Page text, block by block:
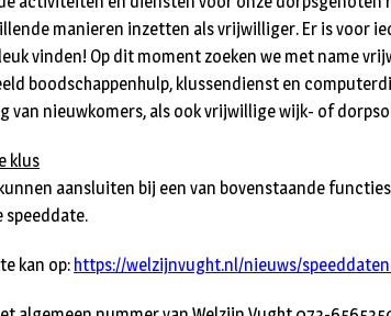
manieren inzetten als vrijwilliger. Er is voor
vinden! Op dit moment zoeken we met name
boodschappenhulp, klussendienst en
van nieuwkomers, als ook vrijwillige wijk- of
klus
aansluiten bij een van bovenstaande
speeddate.
kan op: https://welzijnvught.nl/nieuws/